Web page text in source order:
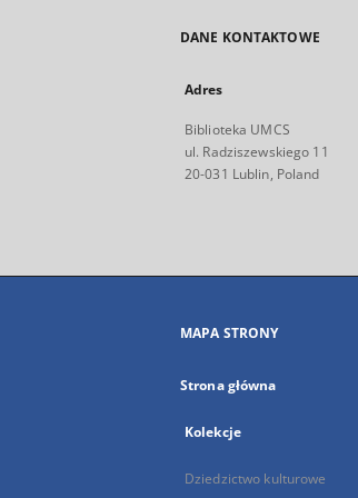
DANE KONTAKTOWE
Adres
Biblioteka UMCS
ul. Radziszewskiego 11
20-031 Lublin, Poland
MAPA STRONY
Strona główna
Kolekcje
Dziedzictwo kulturowe